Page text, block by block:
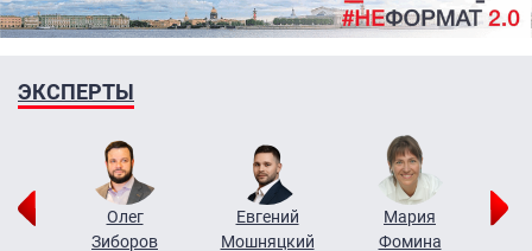
ЭКСПЕРТЫ
Олег
Зиборов
Евгений
Мошняцкий
Мария
Фомина